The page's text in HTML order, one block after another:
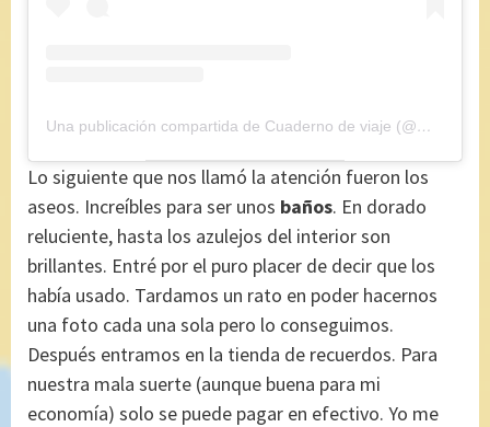
Una publicación compartida de Cuaderno de viaje (@maryajosess)
Lo siguiente que nos llamó la atención fueron los
aseos. Increíbles para ser unos baños. En dorado
reluciente, hasta los azulejos del interior son
brillantes. Entré por el puro placer de decir que los
había usado. Tardamos un rato en poder hacernos
una foto cada una sola pero lo conseguimos.
Después entramos en la tienda de recuerdos. Para
nuestra mala suerte (aunque buena para mi
economía) solo se puede pagar en efectivo. Yo me